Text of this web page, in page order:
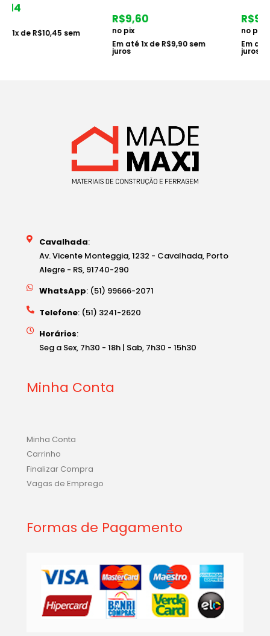
no pix
sem
Em até1x deR$ sem
Cavalhada:
Av. Vicente Monteggia, 1232 - Cavalhada, Porto
Alegre - RS, 91740-290
WhatsApp: (51) 99666-2071
Telefone: (51) 3241-2620
Horários:
Seg a Sex, 7h30 - 18h | Sab, 7h30 - 15h30
Minha Conta
Minha Conta
Carrinho
Finalizar Compra
Vagas de Emprego
Formas de Pagamento